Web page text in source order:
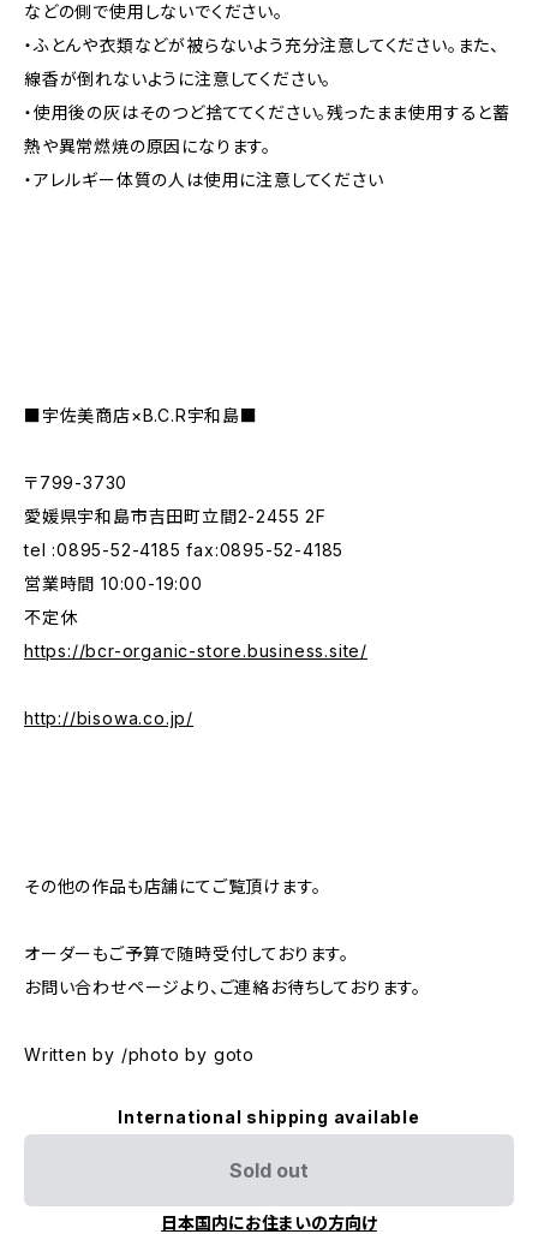
などの側で使用しないでください。
・ふとんや衣類などが被らないよう充分注意してください。また、
線香が倒れないように注意してください。
・使用後の灰はそのつど捨ててください。残ったまま使用すると蓄
熱や異常燃焼の原因になります。
・アレルギー体質の人は使用に注意してください
■宇佐美商店×B.C.R宇和島■
〒799-3730
愛媛県宇和島市吉田町立間2-2455 2F
tel :0895-52-4185 fax:0895-52-4185
営業時間 10:00-19:00
不定休
https://bcr-organic-store.business.site/
http://bisowa.co.jp/
その他の作品も店舗にてご覧頂けます。
オーダーもご予算で随時受付しております。
お問い合わせページより、ご連絡お待ちしております。
Written by /photo by goto
International shipping available
Sold out
日本国内にお住まいの方向け